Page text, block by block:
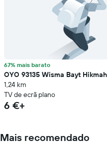
67% mais barato
OYO 93135 Wisma Bayt Hikmah
1,24 km
TV de ecrã plano
6 €+
Mais recomendado